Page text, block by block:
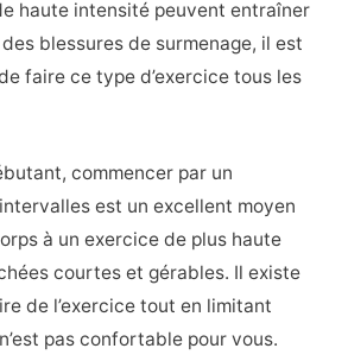
haute intensité peuvent entraîner
blessures de surmenage, il est
faire ce type d’exercice tous les
commencer par un
est un excellent moyen
à un exercice de plus haute
courtes et gérables. Il existe
de l’exercice tout en limitant
pas confortable pour vous.